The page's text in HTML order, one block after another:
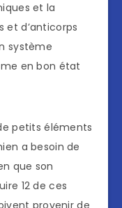
et la
et d’anticorps
système
en bon état
petits éléments
a besoin de
que son
12 de ces